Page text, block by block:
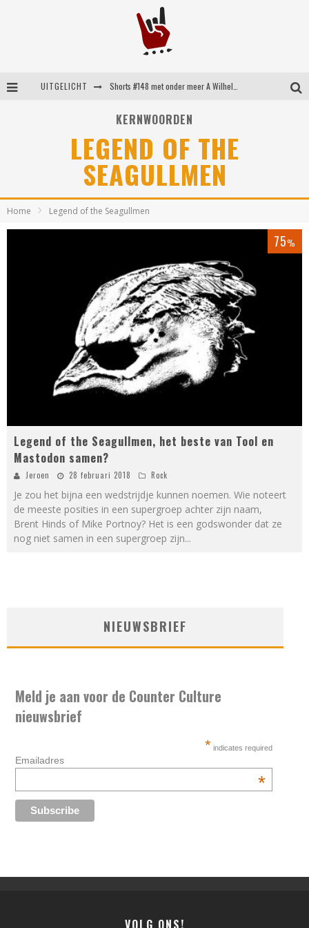
UITGELICHT
Britse emorockers van Basement maken tweede comeback met het indrukwekkende ‘Wired’
KERNWOORDEN
LEGEND OF THE
SEAGULLMEN
Home Legend of the Seagullmen
75%
Legend of the Seagullmen, het beste van Tool en
Mastodon samen?
Jeroen 28 februari 2018 Rock
Je zou het bijna een wedstrijdje kunnen noemen. Wie noteert
de meeste posities in een supergroep achter zijn naam,
Brent Hinds of Mike Portnoy? Het is een godswonder dat ze
nog niet samen in een supergroep zijn...
NIEUWSBRIEF
Meld je aan voor de Counter Culture
nieuwsbrief
* indicates required
Emailadres
*
VOLG ONS!